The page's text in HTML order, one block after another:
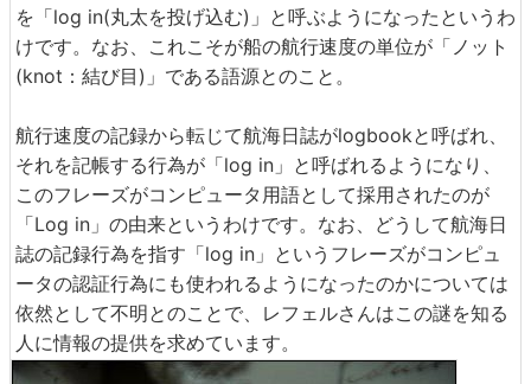
を「log in(丸太を投げ込む)」と呼ぶようになったというわ
けです。なお、これこそが船の航行速度の単位が「ノット
(knot：結び目)」である語源とのこと。
航行速度の記録から転じて航海日誌がlogbookと呼ばれ、
それを記帳する行為が「log in」と呼ばれるようになり、
このフレーズがコンピュータ用語として採用されたのが
「Log in」の由来というわけです。なお、どうして航海日
誌の記録行為を指す「log in」というフレーズがコンピュ
ータの認証行為にも使われるようになったのかについては
依然として不明とのことで、レフェルさんはこの謎を知る
人に情報の提供を求めています。